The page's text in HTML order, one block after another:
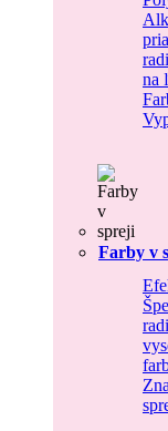
na
Farby v